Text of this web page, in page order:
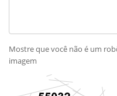
Mostre que você não é um
imagem